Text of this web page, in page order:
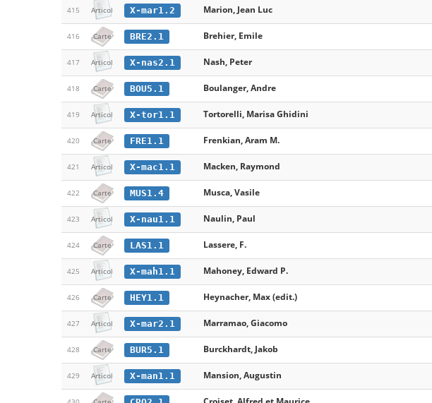
415 Articol X-mar1.2 Marion, Jean Luc
416 Carte BRE2.1 Brehier, Emile
417 Articol X-nas2.1 Nash, Peter
418 Carte BOU5.1 Boulanger, Andre
419 Articol X-tor1.1 Tortorelli, Marisa Ghidini
420 Carte FRE1.1 Frenkian, Aram M.
421 Articol X-mac1.1 Macken, Raymond
422 Carte MUS1.4 Musca, Vasile
423 Articol X-nau1.1 Naulin, Paul
424 Carte LAS1.1 Lassere, F.
425 Articol X-mah1.1 Mahoney, Edward P.
426 Carte HEY1.1 Heynacher, Max (edit.)
427 Articol X-mar2.1 Marramao, Giacomo
428 Carte BUR5.1 Burckhardt, Jakob
429 Articol X-man1.1 Mansion, Augustin